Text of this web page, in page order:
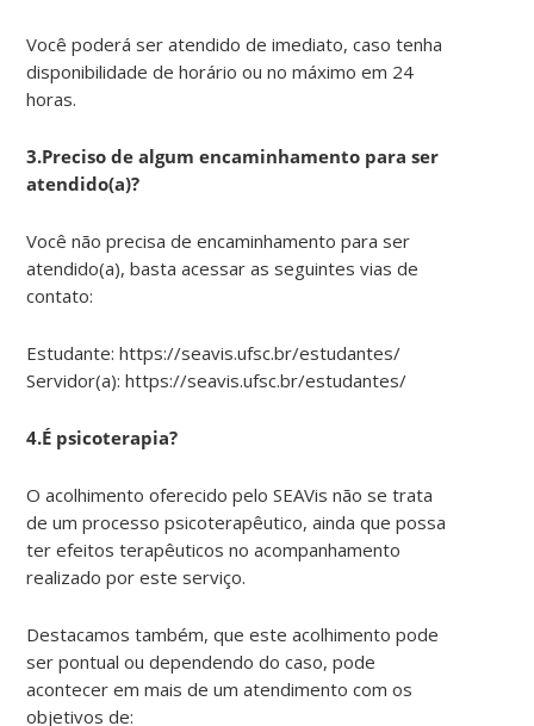
Você poderá ser atendido de imediato, caso tenha
disponibilidade de horário ou no máximo em 24
horas.
3.Preciso de algum encaminhamento para ser
atendido(a)?
Você não precisa de encaminhamento para ser
atendido(a), basta acessar as seguintes vias de
contato:
Estudante: https://seavis.ufsc.br/estudantes/
Servidor(a): https://seavis.ufsc.br/estudantes/
4.É psicoterapia?
O acolhimento oferecido pelo SEAVis não se trata
de um processo psicoterapêutico, ainda que possa
ter efeitos terapêuticos no acompanhamento
realizado por este serviço.
Destacamos também, que este acolhimento pode
ser pontual ou dependendo do caso, pode
acontecer em mais de um atendimento com os
objetivos de: